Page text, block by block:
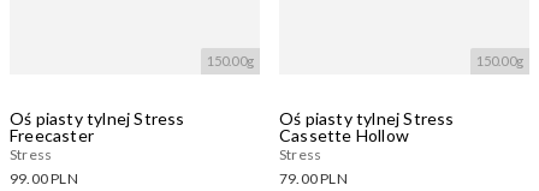
150.00g
Oś piasty tylnej Stress
Freecaster
Stress
99.00 PLN
150.00g
Oś piasty tylnej Stress
Cassette Hollow
Stress
79.00 PLN